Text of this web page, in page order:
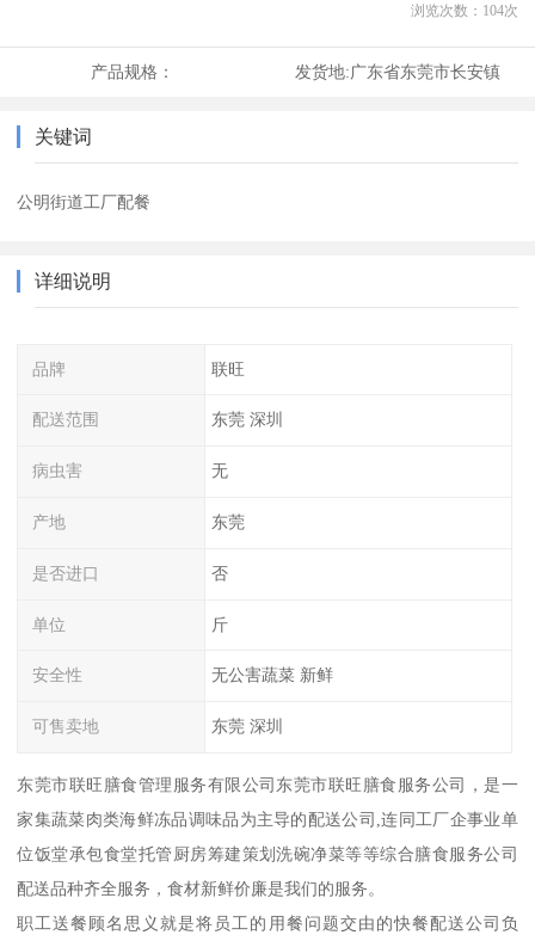
浏览次数： 104次
产品规格： 发货地:广东省东莞市长安镇
关键词
公明街道工厂配餐
详细说明
品牌 联旺
配送范围 东莞 深圳
病虫害 无
产地 东莞
是否进口 否
单位 斤
安全性 无公害蔬菜 新鲜
可售卖地 东莞 深圳
东莞市联旺膳食管理服务有限公司东莞市联旺膳食服务公司，是一
家集蔬菜肉类海鲜冻品调味品为主导的配送公司,连同工厂企事业单
位饭堂承包食堂托管厨房筹建策划洗碗净菜等等综合膳食服务公司
配送品种齐全服务，食材新鲜价廉是我们的服务。
职工送餐顾名思义就是将员工的用餐问题交由的快餐配送公司负